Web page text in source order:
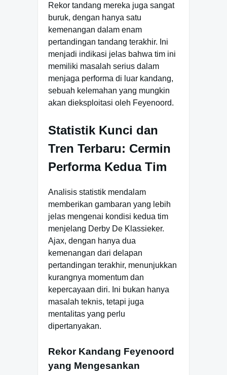
Rekor tandang mereka juga sangat
buruk, dengan hanya satu
kemenangan dalam enam
pertandingan tandang terakhir. Ini
menjadi indikasi jelas bahwa tim ini
memiliki masalah serius dalam
menjaga performa di luar kandang,
sebuah kelemahan yang mungkin
akan dieksploitasi oleh Feyenoord.
Statistik Kunci dan
Tren Terbaru: Cermin
Performa Kedua Tim
Analisis statistik mendalam
memberikan gambaran yang lebih
jelas mengenai kondisi kedua tim
menjelang Derby De Klassieker.
Ajax, dengan hanya dua
kemenangan dari delapan
pertandingan terakhir, menunjukkan
kurangnya momentum dan
kepercayaan diri. Ini bukan hanya
masalah teknis, tetapi juga
mentalitas yang perlu
dipertanyakan.
Rekor Kandang Feyenoord
yang Mengesankan